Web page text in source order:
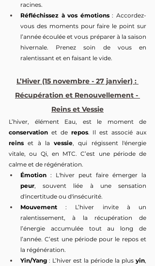
racines.
Réfléchissez à vos émotions : Accordez-
vous des moments pour faire le point sur
l’année écoulée et vous préparer à la saison
hivernale. Prenez soin de vous en
ralentissant et en faisant le vide.
L’Hiver (15 novembre - 27 janvier) :
Récupération et Renouvellement -
Reins et Vessie
conservation et de repos
reins et à la vessie, qui régissent l'énergie
vitale, ou Qi, en MTC. C’est une période de
calme et de régénération.
Émotion
peur, souvent liée à une sensation
d'incertitude ou d'insécurité.
Mouvement : L’hiver invite à un
ralentissement, à la récupération de
l’énergie accumulée tout au long de
l’année. C’est une période pour le repos et
la régénération.
Yin/Yang : L’hiver est la période la plus yin,